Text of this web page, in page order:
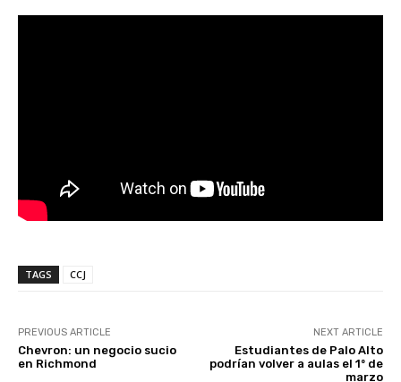
TAGS CCJ
PREVIOUS ARTICLE
Chevron: un negocio sucio
en Richmond
NEXT ARTICLE
Estudiantes de Palo Alto
podrían volver a aulas el 1º de
marzo